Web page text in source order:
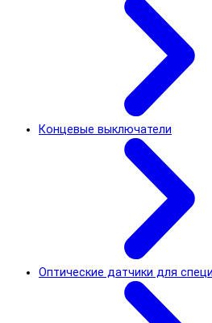
Концевые выключатели
Оптические датчики для